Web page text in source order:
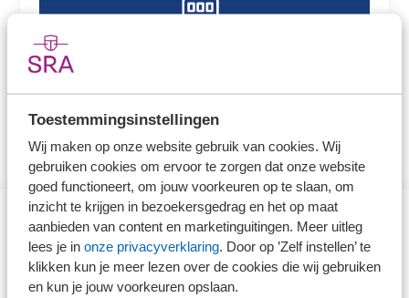
Toestemmingsinstellingen
Wij maken op onze website gebruik van cookies. Wij
gebruiken cookies om ervoor te zorgen dat onze website
goed functioneert, om jouw voorkeuren op te slaan, om
inzicht te krijgen in bezoekersgedrag en het op maat
aanbieden van content en marketinguitingen. Meer uitleg
lees je in onze privacyverklaring. Door op ’Zelf instellen’ te
klikken kun je meer lezen over de cookies die wij gebruiken
en kun je jouw voorkeuren opslaan.
Direct naar
Stel je vaktechnische vraag